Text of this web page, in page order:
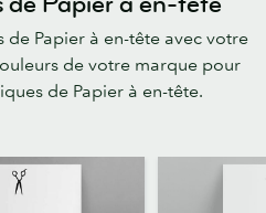
de Papier à en-tête avec votre
de votre marque pour
de Papier à en-tête.